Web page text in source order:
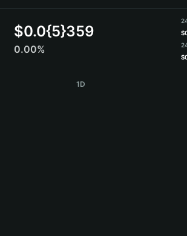
हिन्दी
Español (Argentina)
$0.0{5}359
0.00%
24
$
24
$
1D